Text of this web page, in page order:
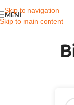
Skip to navigation
Skip to main content
MENI